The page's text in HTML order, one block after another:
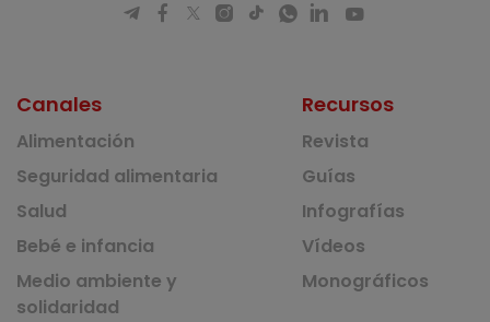
Canales
Alimentación
Seguridad alimentaria
Salud
Bebé e infancia
Medio ambiente y
solidaridad
Recursos
Revista
Guías
Infografías
Vídeos
Monográficos